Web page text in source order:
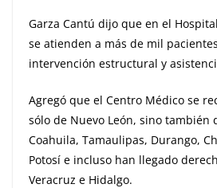
Garza Cantú dijo que en el
se atienden a más de mil
intervención estructural y
Agregó que el Centro Médico se
sólo de Nuevo León, sino también
Coahuila, Tamaulipas, Durango,
Potosí e incluso han llegado
Veracruz e Hidalgo.